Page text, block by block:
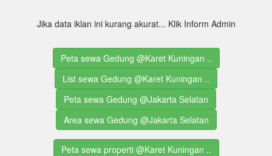
Jika data iklan ini kurang akurat... Klik Inform Admin
Peta sewa Gedung @Karet Kuningan ..
List sewa Gedung @Karet Kuningan ..
Peta sewa Gedung @Jakarta Selatan
Area sewa Gedung @Jakarta Selatan
Peta sewa properti @Karet Kuningan ..